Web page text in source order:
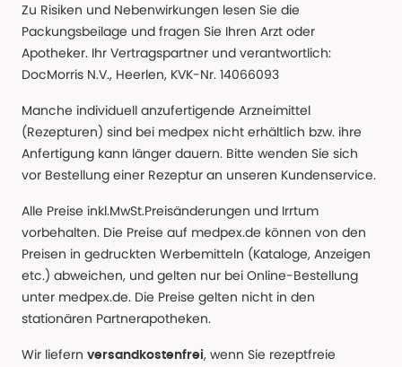
Zu Risiken und Nebenwirkungen lesen Sie die
Packungsbeilage und fragen Sie Ihren Arzt oder
Apotheker. Ihr Vertragspartner und verantwortlich:
DocMorris N.V., Heerlen, KVK-Nr. 14066093
Manche individuell anzufertigende Arzneimittel
(Rezepturen) sind bei medpex nicht erhältlich bzw. ihre
Anfertigung kann länger dauern. Bitte wenden Sie sich
vor Bestellung einer Rezeptur an unseren Kundenservice.
Alle Preise inkl.MwSt.Preisänderungen und Irrtum
vorbehalten. Die Preise auf medpex.de können von den
Preisen in gedruckten Werbemitteln (Kataloge, Anzeigen
etc.) abweichen, und gelten nur bei Online-Bestellung
unter medpex.de. Die Preise gelten nicht in den
stationären Partnerapotheken.
Wir liefern versandkostenfrei, wenn Sie rezeptfreie